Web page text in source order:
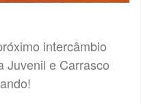
intercâmbio
Juvenil e Carrasco